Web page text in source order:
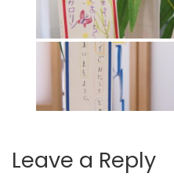
Leave a Reply